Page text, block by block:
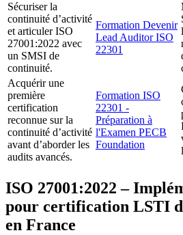
Sécuriser la
continuité d’activité
et articuler ISO
27001:2022 avec
un SMSI de
continuité.
Formation Devenir
Lead Auditor ISO
22301
Acquérir une
première
certification
reconnue sur la
continuité d’activité
avant d’aborder les
audits avancés.
Formation ISO
22301 -
Préparation à
l'Examen PECB
Foundation
ISO 27001:2022 –
pour certification LSTI
en France